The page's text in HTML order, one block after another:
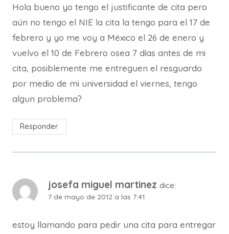
Hola bueno yo tengo el justificante de cita pero
aún no tengo el NIE la cita la tengo para el 17 de
febrero y yo me voy a México el 26 de enero y
vuelvo el 10 de Febrero osea 7 días antes de mi
cita, posiblemente me entreguen el resguardo
por medio de mi universidad el viernes, tengo
algun problema?
Responder
josefa miguel martinez dice:
7 de mayo de 2012 a las 7:41
estoy llamando para pedir una cita para entregar